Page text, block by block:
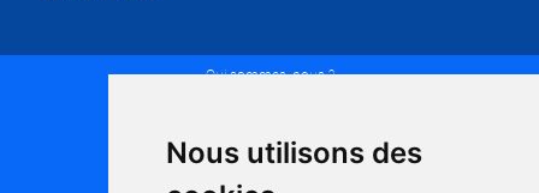
Nous utilisons des
Qui sommes-nous ?
Plan du site
FAQ recruteurs